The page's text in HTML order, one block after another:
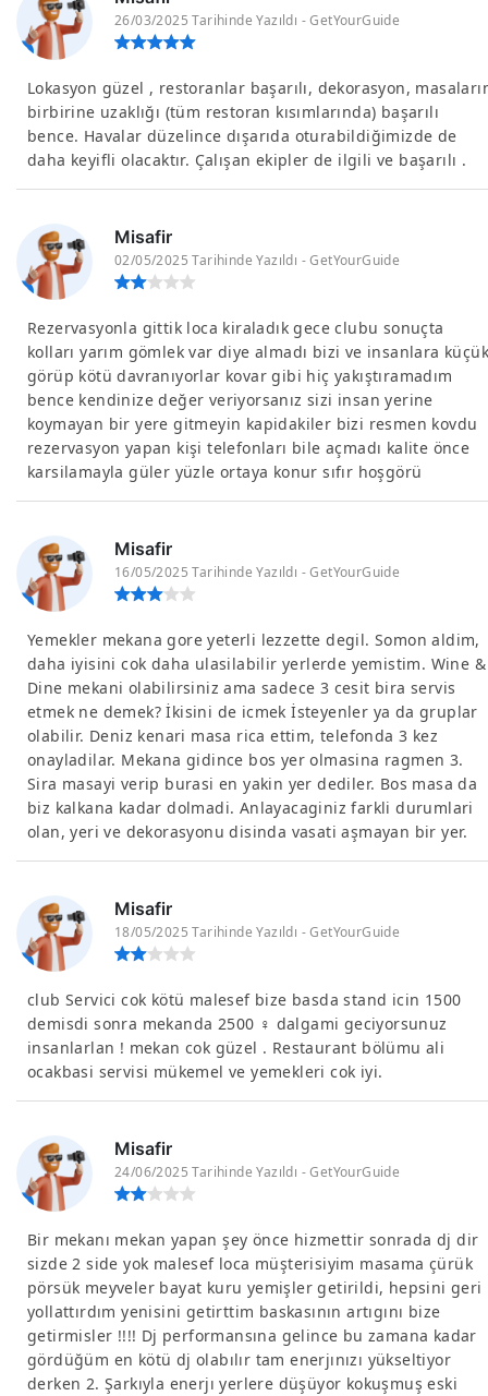
26/03/2025 Tarihinde Yazıldı - GetYourGuide
Lokasyon güzel , restoranlar başarılı, dekorasyon,
birbirine uzaklığı (tüm restoran kısımlarında) başarılı
bence. Havalar düzelince dışarıda oturabildiğimizde de
daha keyifli olacaktır. Çalışan ekipler de ilgili ve başarılı .
Misafir
02/05/2025 Tarihinde Yazıldı - GetYourGuide
Rezervasyonla gittik loca kiraladık gece clubu sonuçta
kolları yarım gömlek var diye almadı bizi ve insanlara küçük
görüp kötü davranıyorlar kovar gibi hiç yakıştıramadım
bence kendinize değer veriyorsanız sizi insan yerine
koymayan bir yere gitmeyin kapidakiler bizi resmen kovdu
rezervasyon yapan kişi telefonları bile açmadı kalite önce
karsilamayla güler yüzle ortaya konur sıfır hoşgörü
Misafir
16/05/2025 Tarihinde Yazıldı - GetYourGuide
Yemekler mekana gore yeterli lezzette degil. Somon aldim,
daha iyisini cok daha ulasilabilir yerlerde yemistim. Wine &
Dine mekani olabilirsiniz ama sadece 3 cesit bira servis
etmek ne demek? İkisini de icmek İsteyenler ya da gruplar
olabilir. Deniz kenari masa rica ettim, telefonda 3 kez
onayladilar. Mekana gidince bos yer olmasina ragmen 3.
Sira masayi verip burasi en yakin yer dediler. Bos masa da
biz kalkana kadar dolmadi. Anlayacaginiz farkli durumlari
olan, yeri ve dekorasyonu disinda vasati aşmayan bir yer.
Misafir
18/05/2025 Tarihinde Yazıldı - GetYourGuide
club Servici cok kötü malesef bize basda stand icin 1500
demisdi sonra mekanda 2500 ‍♀️ dalgami geciyorsunuz
insanlarlan ! mekan cok güzel . Restaurant bölümu ali
ocakbasi servisi mükemel ve yemekleri cok iyi.
Misafir
24/06/2025 Tarihinde Yazıldı - GetYourGuide
Bir mekanı mekan yapan şey önce hizmettir sonrada dj dir
sizde 2 side yok malesef loca müşterisiyim masama çürük
pörsük meyveler bayat kuru yemişler getirildi, hepsini geri
yollattırdım yenisini getirttim baskasının artıgını bize
getirmisler !!!! Dj performansına gelince bu zamana kadar
gördüğüm en kötü dj olabılır tam enerjınızı yükseltiyor
derken 2. Şarkıyla enerjı yerlere düşüyor kokuşmuş eski